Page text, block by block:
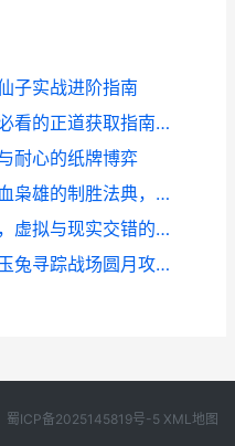
子实战进阶指南
王者荣耀怎么刷皮肤，玩家必看的正道获取指南，副标题：理性游戏与合法获取的智慧之道
耐心的纸牌博弈
王者荣耀曹操最强出装，浴血枭雄的制胜法典，副标题，攻防一体的终极战刃解析
**和平精英特斯拉兑换活动，虚拟与现实交错的消费狂潮**
中秋节和平精英兔子在哪，玉兔寻踪战场圆月攻略
蜀ICP备2025145819号-5 XML地图